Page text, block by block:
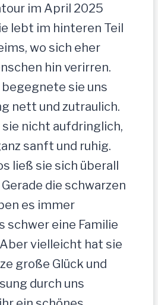
im April 2025
lebt im hinteren Teil
wo sich eher
hin verirren.
sie uns
nett und zutraulich.
sie nicht aufdringlich,
sanft und ruhig.
ließ sie sich überall
die schwarzen
es immer
schwer eine Familie
vielleicht hat sie
große Glück und
durch uns